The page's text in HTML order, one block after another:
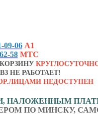
09-06 А1
58 МТС
НЕ РАБОТАЕТ!
НЕДОСТУПЕН
НАЛОЖЕННЫМ
ПО МИНСКУ,